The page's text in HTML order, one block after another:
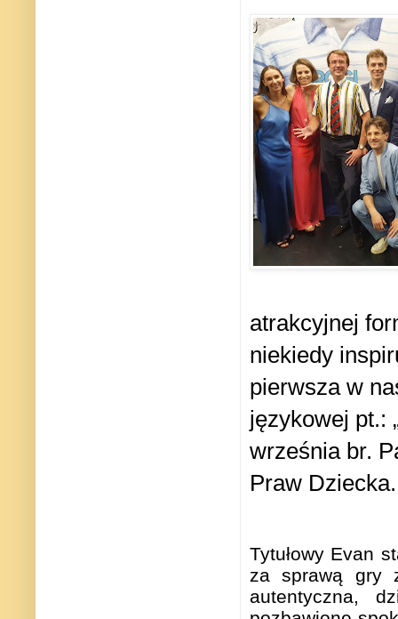
atrakcyjnej
niekiedy
pierwsza w
językowej pt.:
września br.
Praw Dziecka.
Tytułowy Evan
za sprawą gry
autentyczna,